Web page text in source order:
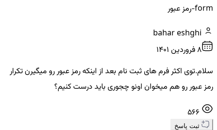
form-رمز عبور
8 فروردين ۱۴۰۱
سلام.توی اکثر فرم های ثبت نام بعد از اینکه رمز عبور رو میگیرن تکرار
رمز عبور رو هم میخوان اونو چجوری باید درست کنیم؟
ثبت پاسخ